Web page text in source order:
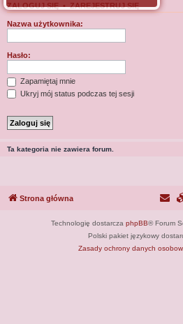
ZALOGUJ SIĘ•ZAREJESTRUJ SIĘ
Nazwa użytkownika:
Hasło:
Zapamiętaj mnie
Ukryj mój status podczas tej sesji
Ta kategoria nie zawiera forum.
Strona główna
Technologię dostarcza phpBB® Forum
Polski pakiet językowy
Zasady ochrony danych